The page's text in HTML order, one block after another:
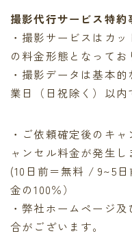
撮影代行サービス特約
・撮影サービスはカ
の料金形態となってお
・撮影データは基本
業日（日祝除く）以内
・ご依頼確定後のキ
ャンセル料金が発生し
(10日前＝無料 / 9~5
金の100％）
・弊社ホームページ
合がございます。